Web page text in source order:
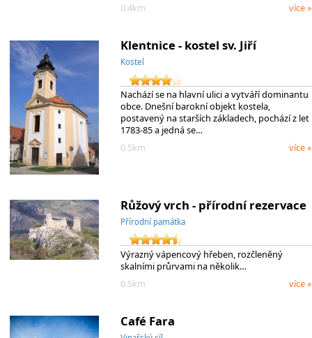
0.4km
více »
Klentnice - kostel sv. Jiří
Kostel
Nachází se na hlavní ulici a vytváří dominantu
obce. Dnešní barokní objekt kostela,
postavený na starších základech, pochází z let
1783-85 a jedná se…
0.5km
více »
Růžový vrch - přírodní rezervace
Přírodní památka
Výrazný vápencový hřeben, rozčleněný
skalními průrvami na několik…
0.5km
více »
Café Fara